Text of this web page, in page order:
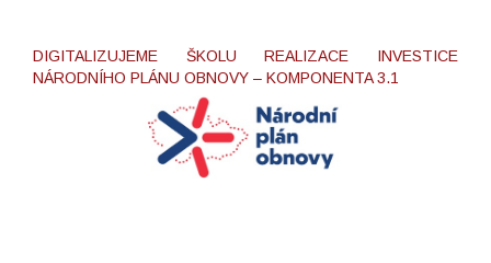
DIGITALIZUJEME ŠKOLU REALIZACE INVESTICE
NÁRODNÍHO PLÁNU OBNOVY – KOMPONENTA 3.1